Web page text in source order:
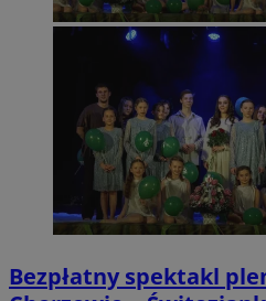
Bezpłatny spektakl